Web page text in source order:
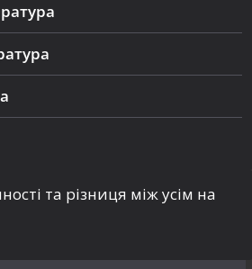
та різниця між усім на